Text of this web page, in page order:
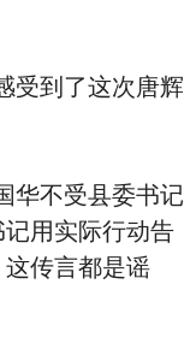
到了这次唐辉
不受县委书记
用实际行动告
传言都是谣